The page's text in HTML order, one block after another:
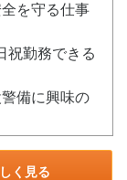
を守る仕事
祝勤務できる
備に興味の
く見る